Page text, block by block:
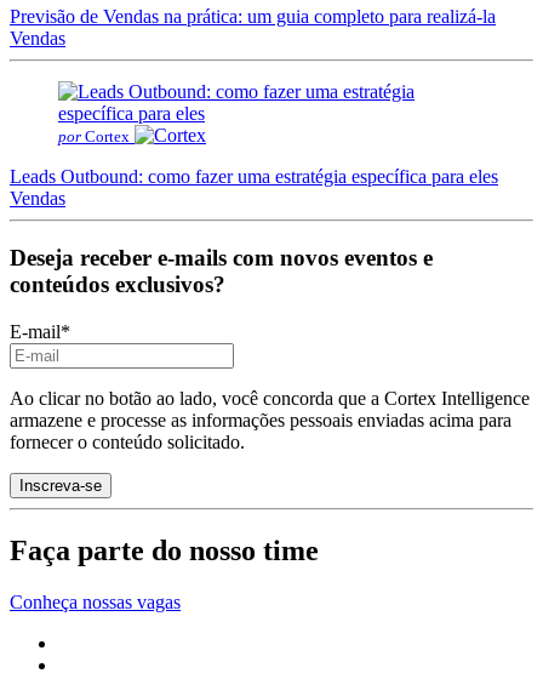
Previsão de Vendas na prática: um guia completo para realizá-la
Vendas
por Cortex
Leads Outbound: como fazer uma estratégia específica para eles
Vendas
Deseja receber e-mails com novos eventos e
conteúdos exclusivos?
E-mail*
Ao clicar no botão ao lado, você concorda que a Cortex Intelligence
armazene e processe as informações pessoais enviadas acima para
fornecer o conteúdo solicitado.
Faça parte do nosso time
Conheça nossas vagas